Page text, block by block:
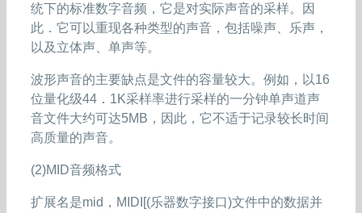
统下的标准数字音频，它是对实际声音的采样。因
此．它可以重现各种类型的声音，包括噪声、乐声，
以及立体声、单声等。
波形声音的主要缺点是文件的容量较大。例如，以16
位量化级44．1K采样率进行采样的一分钟单声道声
音文件大约可达5MB，因此，它不适于记录较长时间
高质量的声音。
(2)MID音频格式
扩展名是mid，MIDI[(乐器数字接口)文件中的数据并